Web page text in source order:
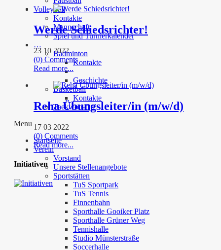
Volleyball
Kontakte
Mannschaft
Spiel und Turnierkalender
…
Badminton
Kontakte
Geschichte
Basketball
Kontakte
Taekwon-Do
Menu
Startseite
Verein
Vorstand
Unsere Stellenangebote
Sportstätten
TuS Sportpark
TuS Tennis
Finnenbahn
Sporthalle Gooiker Platz
Sporthalle Grüner Weg
Tennishalle
Studio Münsterstraße
Soccerhalle
Werde Schiedsrichter!
23 10 2022
(0) Comments
Read more...
Reha Übungsleiter/in (m/w/d)
17 03 2022
(0) Comments
Read more...
Initiativen